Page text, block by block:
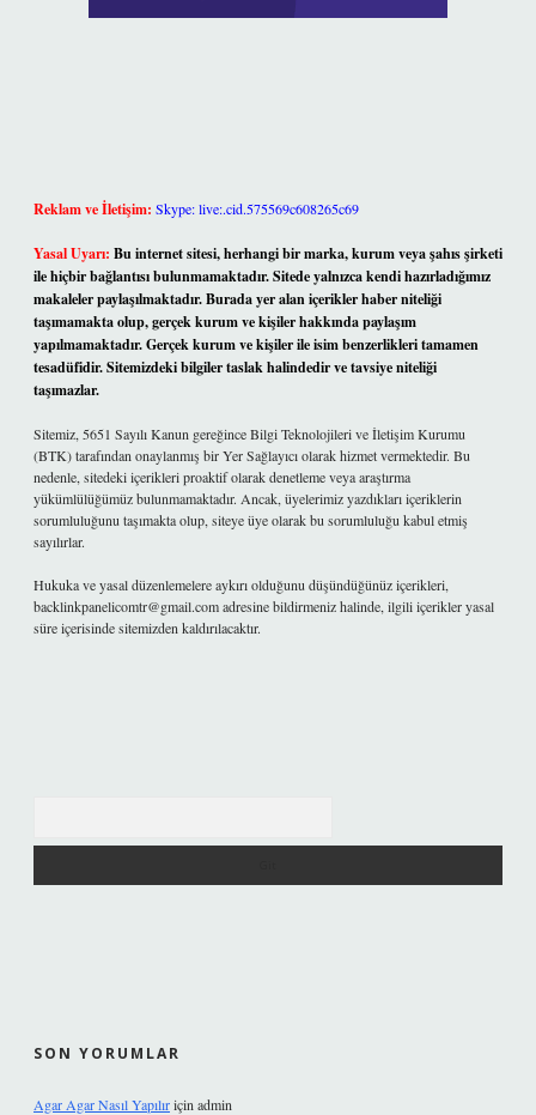
Reklam ve İletişim: Skype: live:.cid.575569c608265c69
Yasal Uyarı: Bu internet sitesi, herhangi bir marka, kurum veya şahıs şirketi
ile hiçbir bağlantısı bulunmamaktadır. Sitede yalnızca kendi hazırladığımız
makaleler paylaşılmaktadır. Burada yer alan içerikler haber niteliği
taşımamakta olup, gerçek kurum ve kişiler hakkında paylaşım
yapılmamaktadır. Gerçek kurum ve kişiler ile isim benzerlikleri tamamen
tesadüfidir. Sitemizdeki bilgiler taslak halindedir ve tavsiye niteliği
taşımazlar.
Sitemiz, 5651 Sayılı Kanun gereğince Bilgi Teknolojileri ve İletişim Kurumu
(BTK) tarafından onaylanmış bir Yer Sağlayıcı olarak hizmet vermektedir. Bu
nedenle, sitedeki içerikleri proaktif olarak denetleme veya araştırma
yükümlülüğümüz bulunmamaktadır. Ancak, üyelerimiz yazdıkları içeriklerin
sorumluluğunu taşımakta olup, siteye üye olarak bu sorumluluğu kabul etmiş
sayılırlar.
Hukuka ve yasal düzenlemelere aykırı olduğunu düşündüğünüz içerikleri,
backlinkpanelicomtr@gmail.comadresine bildirmeniz halinde, ilgili içerikler yasal
süre içerisinde sitemizden kaldırılacaktır.
SON YORUMLAR
Agar Agar Nasıl Yapılıriçin admin